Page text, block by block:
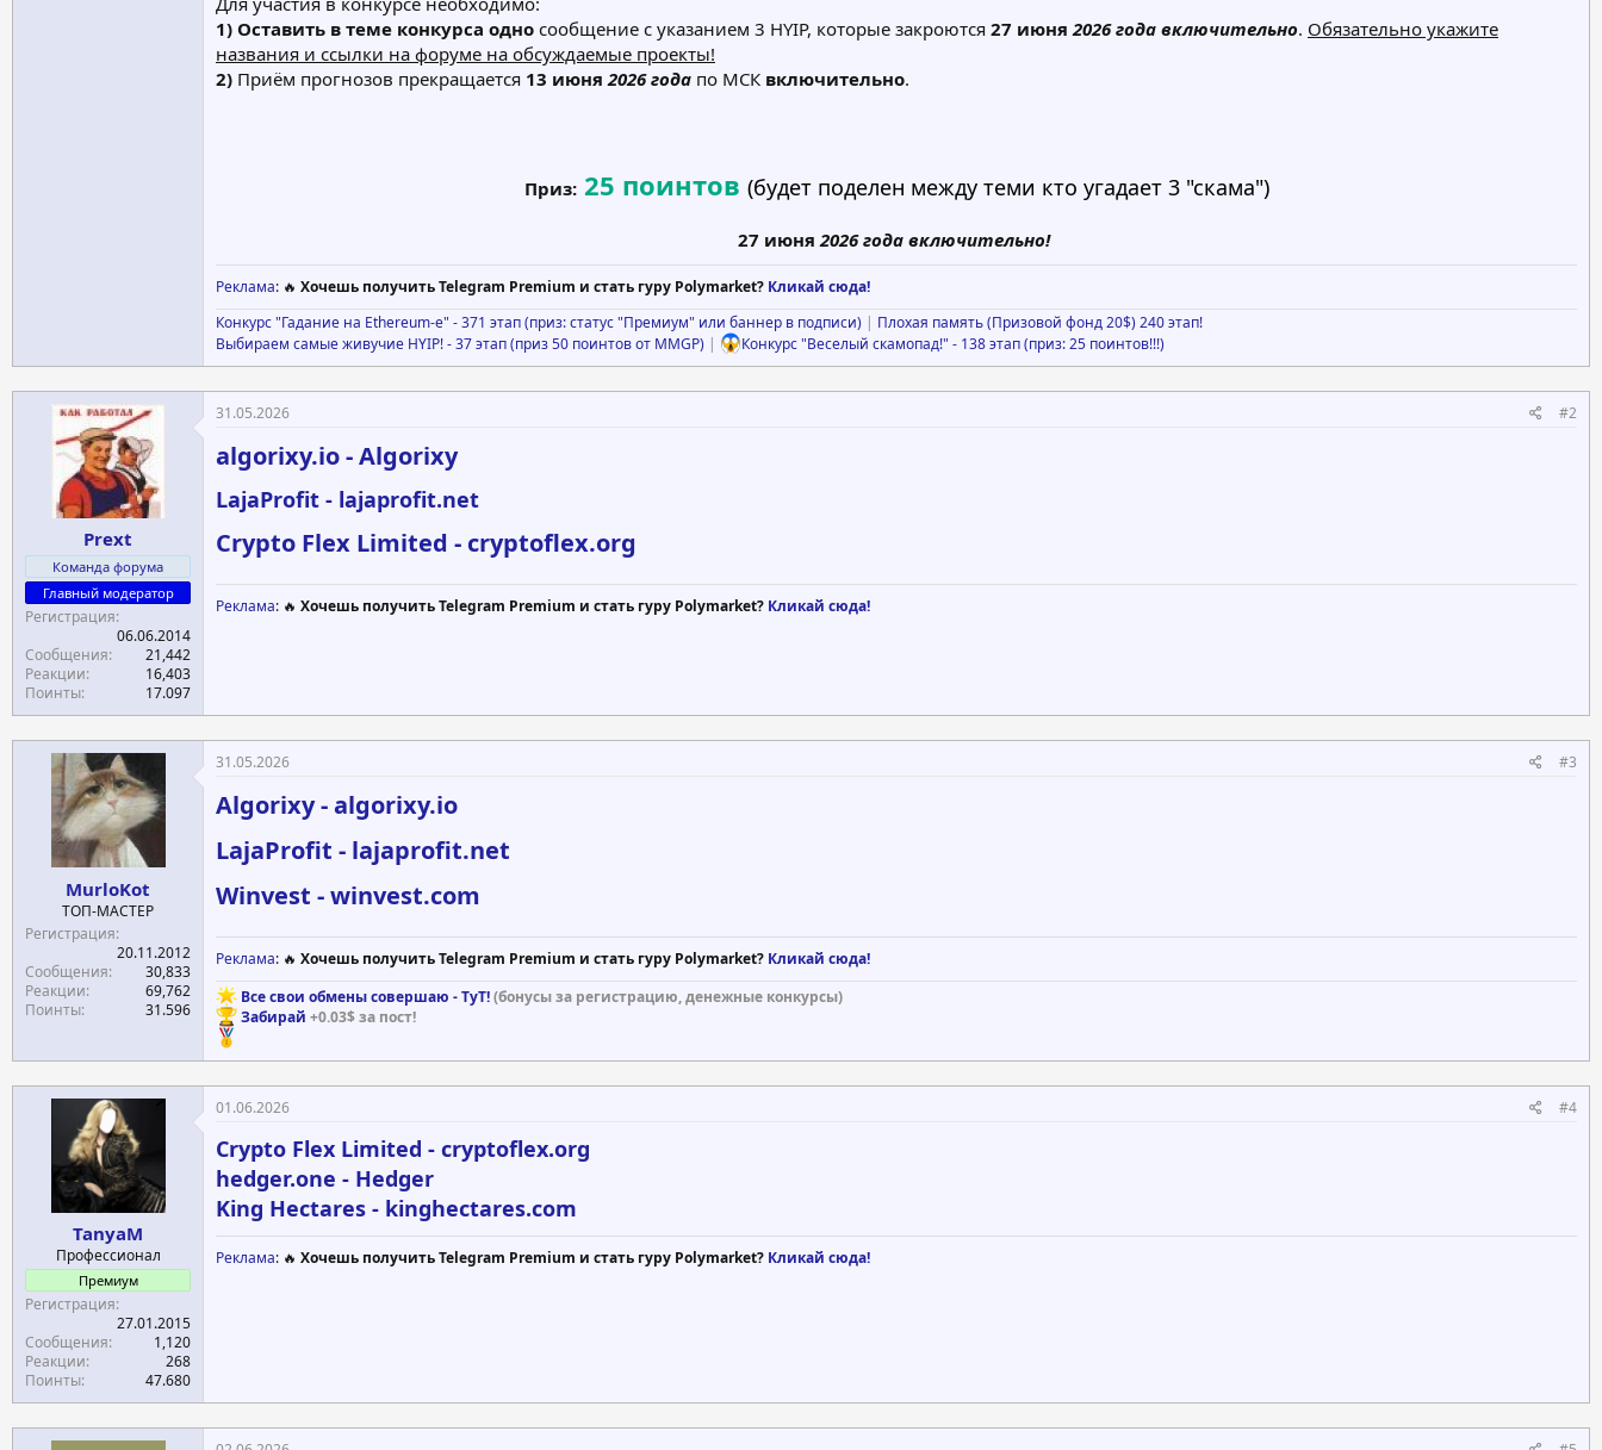
1) Оставить в теме конкурса одно сообщение с указанием 3 HYIP, которые закроются 27 июня 2026года включительно. Обязательно укажите
названия и ссылки на форуме на обсуждаемые проекты!
2) Приём прогнозов прекращается 13 июня2026 года по МСК включительно.
Приз:25 поинтов (будет поделен между теми кто угадает 3 "скама")
27 июня 2026года включительно!
Реклама: 🔥 Хочешь получить Telegram Premium и стать гуру Polymarket? Кликай сюда!
Конкурс "Гадание на Ethereum-е" - 371 этап (приз: статус "Премиум" или баннер в подписи) | Плохая память (Призовой фонд 20$) 240 этап!
Выбираем самые живучие HYIP! - 37 этап (приз 50 поинтов от MMGP) | Конкурс "Веселый скамопад!" - 138 этап (приз: 25 поинтов!!!)
Prext
Команда форума
Главный модератор
Регистрация
06.06.2014
Сообщения
21,442
Реакции
16,403
Поинты
17.097
31.05.2026 #2
algorixy.io - Algorixy
LajaProfit - lajaprofit.net
Crypto Flex Limited - cryptoflex.org
Реклама: 🔥 Хочешь получить Telegram Premium и стать гуру Polymarket? Кликай сюда!
MurloKot
ТОП-МАСТЕР
Регистрация
20.11.2012
Сообщения
30,833
Реакции
69,762
Поинты
31.596
31.05.2026 #3
Algorixy - algorixy.io
LajaProfit - lajaprofit.net
Winvest - winvest.com
Реклама: 🔥 Хочешь получить Telegram Premium и стать гуру Polymarket? Кликай сюда!
Все свои обмены совершаю - ТуТ!(бонусы за регистрацию, денежные конкурсы)
Забирай +0.03$ за пост!
TanyaM
Профессионал
Премиум
Регистрация
27.01.2015
Сообщения
1,120
Реакции
268
Поинты
47.680
01.06.2026 #4
Crypto Flex Limited - cryptoflex.org
hedger.one - Hedger
King Hectares - kinghectares.com
Реклама: 🔥 Хочешь получить Telegram Premium и стать гуру Polymarket? Кликай сюда!